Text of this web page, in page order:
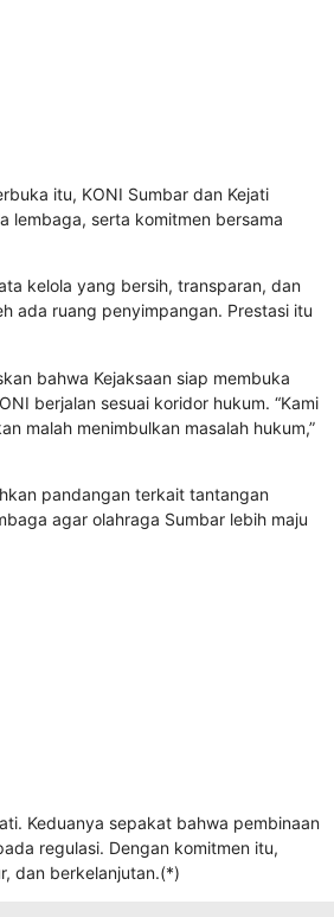
itu, KONI Sumbar dan Kejati
lembaga, serta komitmen bersama
kelola yang bersih, transparan, dan
ada ruang penyimpangan. Prestasi itu
bahwa Kejaksaan siap membuka
berjalan sesuai koridor hukum. “Kami
malah menimbulkan masalah hukum,”
pandangan terkait tantangan
agar olahraga Sumbar lebih maju
Keduanya sepakat bahwa pembinaan
regulasi. Dengan komitmen itu,
dan berkelanjutan.(*)